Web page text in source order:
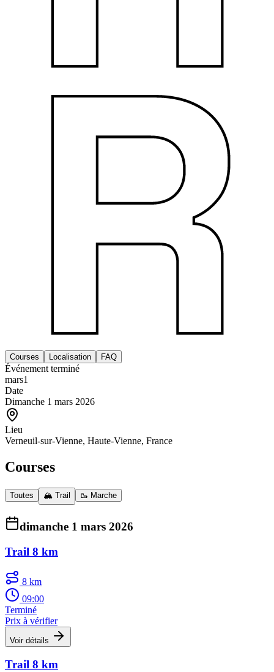
Courses Localisation FAQ
Événement terminé
mars1
Date
Dimanche 1 mars 2026
Lieu
Verneuil-sur-Vienne, Haute-Vienne, France
Courses
Toutes 🏔️ Trail 🥾 Marche
dimanche 1 mars 2026
Trail 8 km
8 km
09:00
Terminé
Prix à vérifier
Voir détails
Trail 8 km